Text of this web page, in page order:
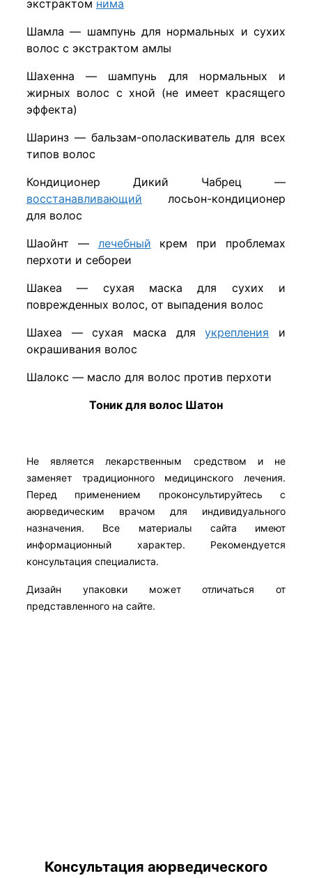
экстрактом нима
Шамла — шампунь для нормальных и сухих
волос с экстрактом амлы
Шахенна — шампунь для нормальных и
жирных волос с хной (не имеет красящего
эффекта)
Шаринз — бальзам-ополаскиватель для всех
типов волос
Кондиционер Дикий Чабрец —
восстанавливающий лосьон-кондиционер
для волос
Шаойнт — лечебный крем при проблемах
перхоти и себореи
Шакеа — сухая маска для сухих и
поврежденных волос, от выпадения волос
Шахеа — сухая маска дляукрепления и
окрашивания волос
Шалокс — масло для волос против перхоти
Тоник для волос Шатон
Не является лекарственным средством и не
заменяет традиционного медицинского лечения.
Перед применением проконсультируйтесь с
аюрведическим врачом для индивидуального
назначения. Все материалы сайта имеют
информационный характер. Рекомендуется
консультация специалиста.
Дизайн упаковки может отличаться от
представленного на сайте.
Консультация аюрведического